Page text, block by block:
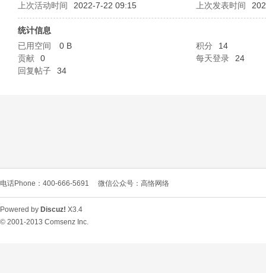
L
上次活动时间
2022-7-22 09:15 上次发表时间
统计信息
已用空间
0 B 积分
14
贡献
0 每天登录
24
回复帖子
34
电话Phone：400-666-5691 微信公众号：高恪网络
Powered by Discuz! X3.4
© 2001-2013 Comsenz Inc.